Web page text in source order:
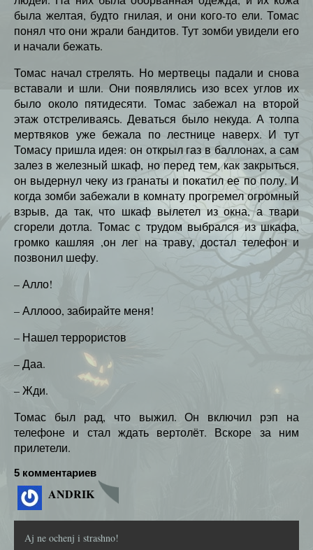
была желтая, будто гнилая, и они кого-то ели. Томас
понял что они жрали бандитов. Тут зомби увидели его
и начали бежать.
Томас начал стрелять. Но мертвецы падали и снова
вставали и шли. Они появлялись изо всех углов их
было около пятидесяти. Томас забежал на второй
этаж отстреливаясь. Деваться было некуда. А толпа
мертвяков уже бежала по лестнице наверх. И тут
Томасу пришла идея: он открыл газ в баллонах, а сам
залез в железный шкаф, но перед тем, как закрыться,
он выдернул чеку из гранаты и покатил ее по полу. И
когда зомби забежали в комнату прогремел огромный
взрыв, да так, что шкаф вылетел из окна, а твари
сгорели дотла. Томас с трудом выбрался из шкафа,
громко кашляя ,он лег на траву, достал телефон и
позвонил шефу.
– Алло!
– Аллооо, забирайте меня!
– Нашел террористов
– Даа.
– Жди.
Томас был рад, что выжил. Он включил рэп на
телефоне и стал ждать вертолёт. Вскоре за ним
прилетели.
5 комментариев
ANDRIK
Aj ne ochenj i strashno!